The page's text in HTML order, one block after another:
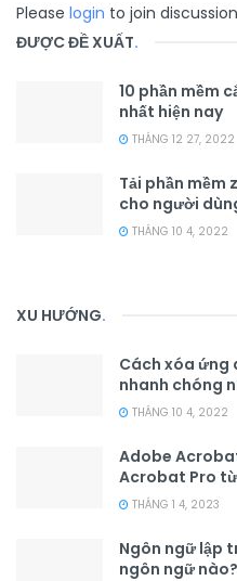
Please login to join discussion
ĐƯỢC ĐỀ XUẤT.
10 phần mềm
nhất hiện nay
THÁNG 12 27, 2022
Tải phần mềm
cho người
THÁNG 10 4, 2022
XU HƯỚNG.
Cách xóa ứng
nhanh chóng
THÁNG 10 4, 2022
Adobe
Acrobat Pro từ
THÁNG 1 4, 2023
Ngôn ngữ lập
ngôn ngữ nào?